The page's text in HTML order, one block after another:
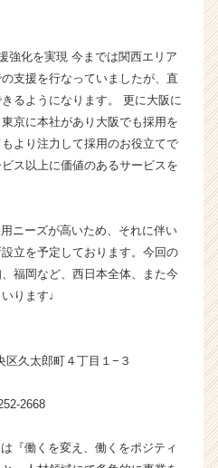
強化を実現 今までは関西エリア
支援を行なっていましたが、直
るようになります。 更に大阪に
京に本社があり大阪でも採用を
より注力して採用のお役立てで
ス以上に価値のあるサービスを
ニーズが高いため、それに伴い
立を予定しております。今回の
福岡など、西日本全体、また今
ります♩
区久太郎町４丁目１−３
2668
『働くを変え、働くをポジティ